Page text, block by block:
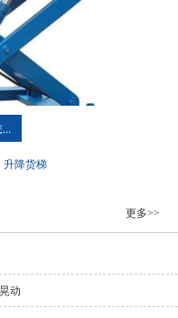
升降货梯
更多>>
动